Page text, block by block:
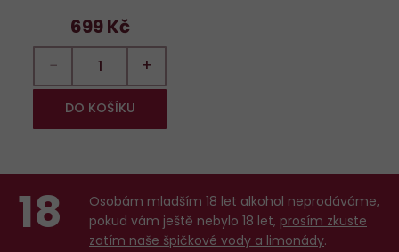
699 Kč
− +
DO KOŠÍKU
18
Osobám mladším 18 let alkohol neprodáváme,
pokud vám ještě nebylo 18 let, prosím zkuste
zatím naše špičkové vody a limonády.